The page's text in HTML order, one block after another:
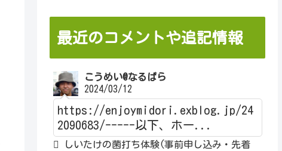
最近のコメントや追記情報
こうめい@なるぱら
2024/03/12
https://enjoymidori.exblog.jp/24
2090683/-----以下、ホー...
しいたけの菌打ち体験(事前申し込み・先着